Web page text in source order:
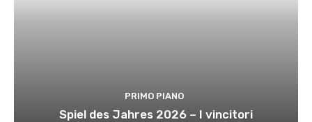
PRIMO PIANO
Spiel des Jahres 2026 – I vincitori